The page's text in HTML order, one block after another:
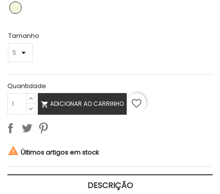
BEGE
Tamanho
Quantidade
 ADICIONAR AO CARRINHO favorite_border
 Últimos artigos em stock
DESCRIÇÃO